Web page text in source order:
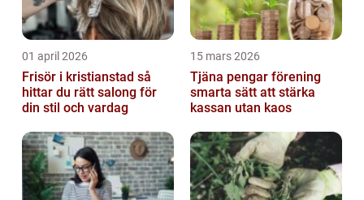
01 april 2026
Frisör i kristianstad så
hittar du rätt salong för
din stil och vardag
15 mars 2026
Tjäna pengar förening
smarta sätt att stärka
kassan utan kaos